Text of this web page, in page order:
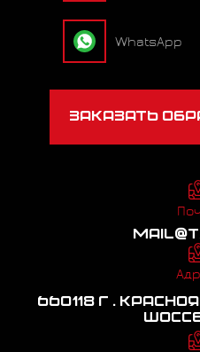
WhatsApp
ЗАКАЗАТЬ
660118 Г .